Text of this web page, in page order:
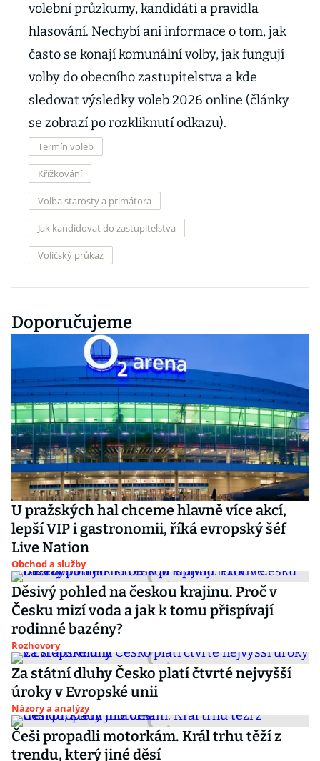
volební průzkumy, kandidáti a pravidla
hlasování. Nechybí ani informace o tom, jak
často se konají komunální volby, jak fungují
volby do obecního zastupitelstva a kde
sledovat výsledky voleb 2026 online (články
se zobrazí po rozkliknutí odkazu).
Termín voleb
Křížkování
Volba starosty a primátora
Jak kandidovat do zastupitelstva
Voličský průkaz
Doporučujeme
U pražských hal chceme hlavně více akcí,
lepší VIP i gastronomii, říká evropský šéf
Live Nation
Obchod a služby
Děsivý pohled na českou krajinu. Proč v
Česku mizí voda a jak k tomu přispívají
rodinné bazény?
Rozhovory
Za státní dluhy Česko platí čtvrté nejvyšší
úroky v Evropské unii
Názory a analýzy
Češi propadli motorkám. Král trhu těží z
trendu, který jiné děsí